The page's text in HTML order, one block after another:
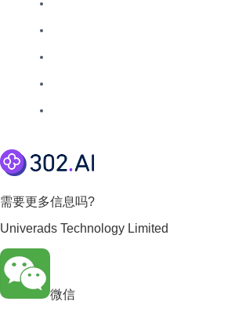
需要更多信息吗?
Univerads Technology Limited
微信